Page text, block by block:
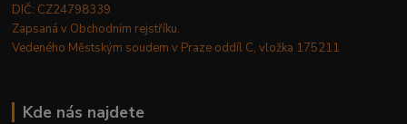
DIČ: CZ24798339
Zapsaná v Obchodním rejstříku.
Vedeného Městským soudem v Praze oddíl C, vložka 175211
Kde nás najdete